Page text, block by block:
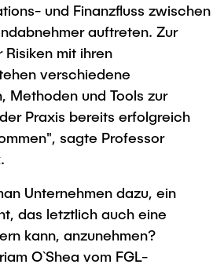
und Finanzfluss zwischen
auftreten. Zur
mit ihren
verschiedene
Methoden und Tools zur
Praxis bereits erfolgreich
sagte Professor
Unternehmen dazu, ein
das letztlich auch eine
kann, anzunehmen?
O`Shea vom FGL-